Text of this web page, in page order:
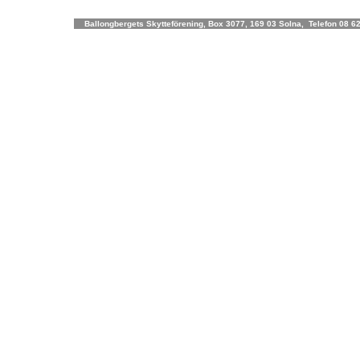
Ballongbergets Skytteförening, Box 3077, 169 03 Solna, Telefon 08